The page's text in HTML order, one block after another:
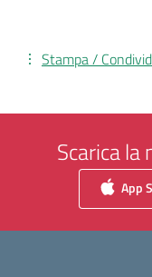
Stampa /
Scarica
App